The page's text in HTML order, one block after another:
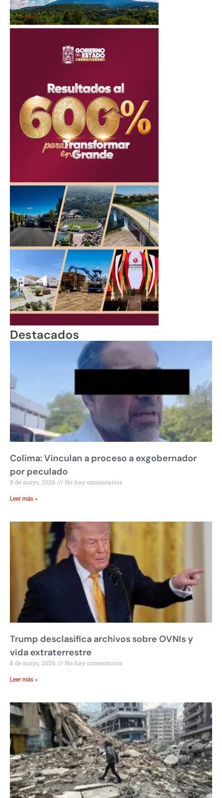
Destacados
Colima: Vinculan a proceso a exgobernador
por peculado
8 de mayo, 2026 No hay comentarios
Leer más »
Trump desclasifica archivos sobre OVNIs y
vida extraterrestre
8 de mayo, 2026 No hay comentarios
Leer más »